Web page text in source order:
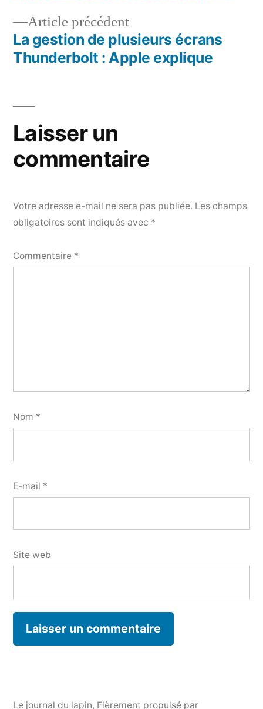
l’article
Article précédentArticle
précédent :
La gestion de plusieurs écrans
Thunderbolt : Apple explique
Laisser un
commentaire
Votre adresse e-mail ne sera pas publiée. Les champs
obligatoires sont indiqués avec *
Commentaire *
Nom *
E-mail *
Site web
Le journal du lapin, Fièrement propulsé par